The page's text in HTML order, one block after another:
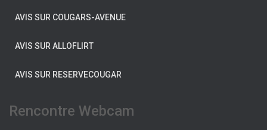
AVIS SUR COUGARS-AVENUE
AVIS SUR ALLOFLIRT
AVIS SUR RESERVECOUGAR
Rencontre Webcam